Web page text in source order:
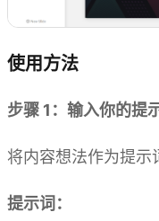
使用方法
步骤 1：输入你的提
将内容想法作为提示
提示词：